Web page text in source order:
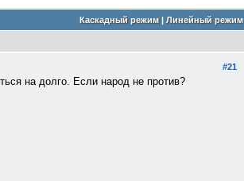
Каскадный режим| Линейный режим
#21
на долго. Если народ не против?